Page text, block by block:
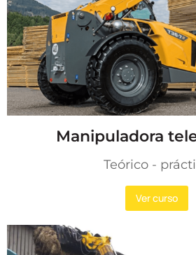
Manipuladora
Teórico -
Ver curso